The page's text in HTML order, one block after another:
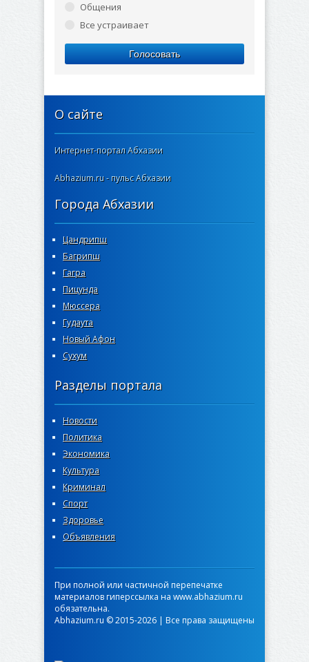
Общения
Все устраивает
Голосовать
О сайте
Интернет-портал Абхазии
Abhazium.ru - пульс Абхазии
Города Абхазии
Цандрипш
Багрипш
Гагра
Пицунда
Мюссера
Гудаута
Новый Афон
Сухум
Разделы портала
Новости
Политика
Экономика
Культура
Криминал
Спорт
Здоровье
Объявления
При полной или частичной перепечатке
материалов гиперссылка на www.abhazium.ru
обязательна.
Abhazium.ru © 2015-2026 | Все права защищены